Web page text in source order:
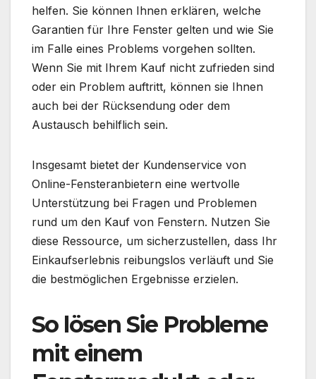
helfen. Sie können Ihnen erklären, welche
Garantien für Ihre Fenster gelten und wie Sie
im Falle eines Problems vorgehen sollten.
Wenn Sie mit Ihrem Kauf nicht zufrieden sind
oder ein Problem auftritt, können sie Ihnen
auch bei der Rücksendung oder dem
Austausch behilflich sein.
Insgesamt bietet der Kundenservice von
Online-Fensteranbietern eine wertvolle
Unterstützung bei Fragen und Problemen
rund um den Kauf von Fenstern. Nutzen Sie
diese Ressource, um sicherzustellen, dass Ihr
Einkaufserlebnis reibungslos verläuft und Sie
die bestmöglichen Ergebnisse erzielen.
So lösen Sie Probleme
mit einem